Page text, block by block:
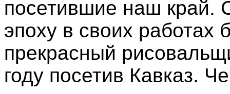
посетившие наш край.
эпоху в своих работах
прекрасный
году посетив Кавказ.